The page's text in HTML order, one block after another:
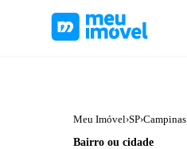
Meu Imóvel›SP›Campinas
Bairro ou cidade